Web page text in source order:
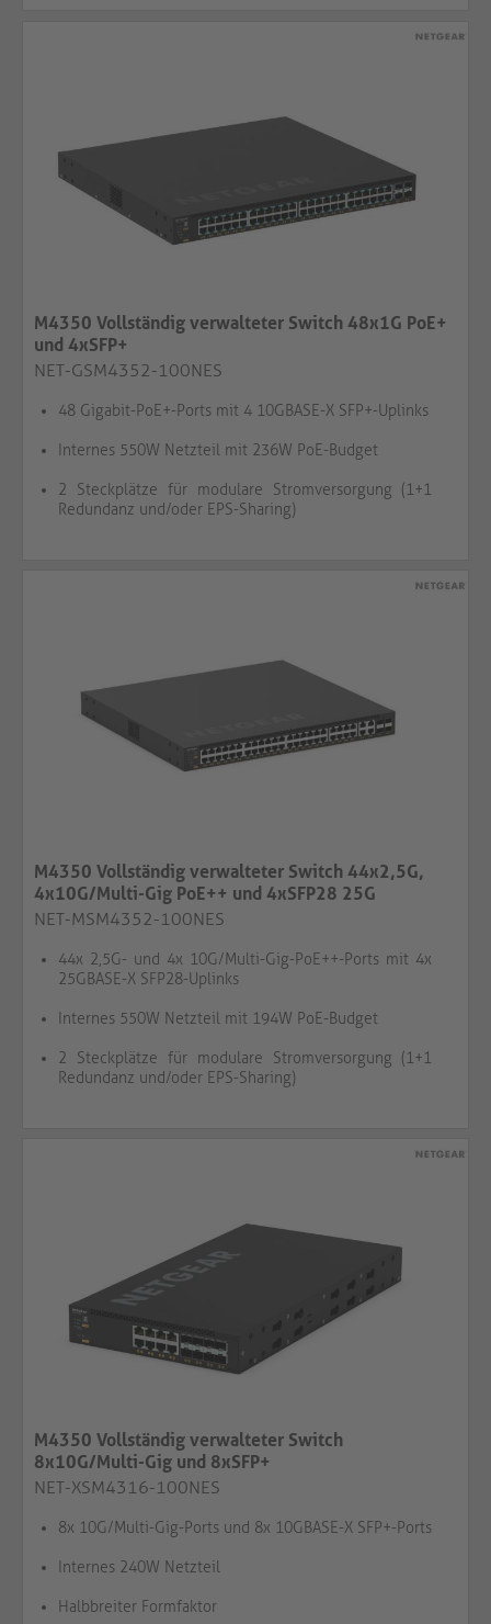
M4350 Vollständig verwalteter Switch 48x1G PoE+
und 4xSFP+
NET-GSM4352-100NES
48 Gigabit-PoE+-Ports mit 4 10GBASE-X SFP+-Uplinks
Internes 550W Netzteil mit 236W PoE-Budget
2 Steckplätze für modulare Stromversorgung (1+1
Redundanz und/oder EPS-Sharing)
M4350 Vollständig verwalteter Switch 44x2,5G,
4x10G/Multi-Gig PoE++ und 4xSFP28 25G
NET-MSM4352-100NES
44x 2,5G- und 4x 10G/Multi-Gig-PoE++-Ports mit 4x
25GBASE-X SFP28-Uplinks
Internes 550W Netzteil mit 194W PoE-Budget
2 Steckplätze für modulare Stromversorgung (1+1
Redundanz und/oder EPS-Sharing)
M4350 Vollständig verwalteter Switch
8x10G/Multi-Gig und 8xSFP+
NET-XSM4316-100NES
8x 10G/Multi-Gig-Ports und 8x 10GBASE-X SFP+-Ports
Internes 240W Netzteil
Halbbreiter Formfaktor